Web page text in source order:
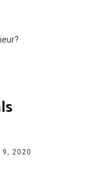
2020